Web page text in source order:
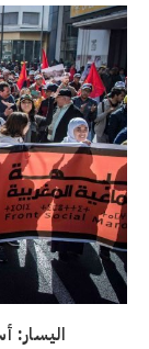
اليسار: